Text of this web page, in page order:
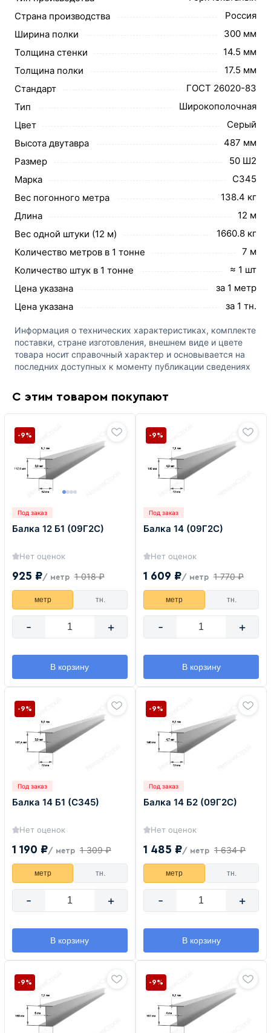
Страна производства
Россия
Ширина полки
300 мм
Толщина стенки
14.5 мм
Толщина полки
17.5 мм
Стандарт
ГОСТ 26020-83
Тип
Широкополочная
Цвет
Серый
Высота двутавра
487 мм
Размер
50 Ш2
Марка
С345
Вес погонного метра
138.4 кг
Длина
12 м
Вес одной штуки (12 м)
1660.8 кг
Количество метров в 1 тонне
7 м
Количество штук в 1 тонне
≈ 1 шт
Цена указана
за 1 метр
Цена указана
за 1 тн.
Информация о технических характеристиках, комплекте
поставки, стране изготовления, внешнем виде и цвете
товара носит справочный характер и основывается на
последних доступных к моменту публикации сведениях
С этим товаром покупают
Под заказ
Балка 12 Б1 (09Г2С)
Нет оценок
925 ₽/ метр 1 018 ₽
-9%
метр тн.
- +
В корзину
Под заказ
Балка 14 (09Г2С)
Нет оценок
1 609 ₽/ метр 1 770 ₽
-9%
метр тн.
- +
В корзину
Под заказ
Балка 14 Б1 (С345)
Нет оценок
1 190 ₽/ метр 1 309 ₽
-9%
метр тн.
- +
В корзину
Под заказ
Балка 14 Б2 (09Г2С)
Нет оценок
1 485 ₽/ метр 1 634 ₽
-9%
метр тн.
- +
В корзину
-9% -9%